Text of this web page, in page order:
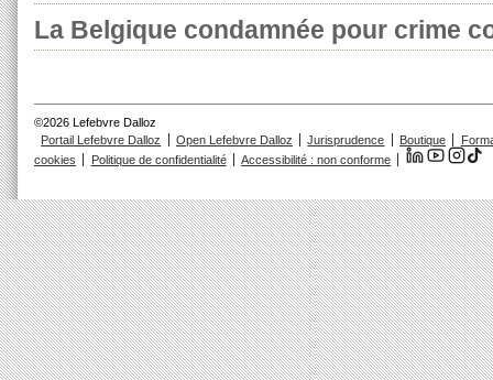
La Belgique condamnée pour crime
©2026 Lefebvre Dalloz
Portail Lefebvre Dalloz
Open Lefebvre Dalloz Jurisprudence Boutique
cookies
Politique de confidentialité Accessibilité : non conforme